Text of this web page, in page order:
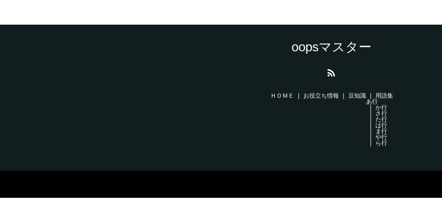
oopsマスター
ＨＯＭＥ お役立ち情報 豆知識
用語集
あ行
か行
さ行
た行
は行
ま行
や行
ら行